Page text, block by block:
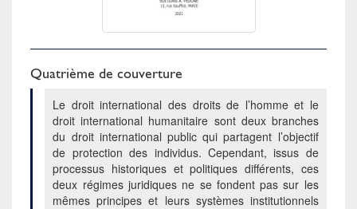
Quatrième de couverture
Le droit international des droits de l’homme et le
droit international humanitaire sont deux branches
du droit international public qui partagent l’objectif
de protection des individus. Cependant, issus de
processus historiques et politiques différents, ces
deux régimes juridiques ne se fondent pas sur les
mêmes principes et leurs systèmes institutionnels